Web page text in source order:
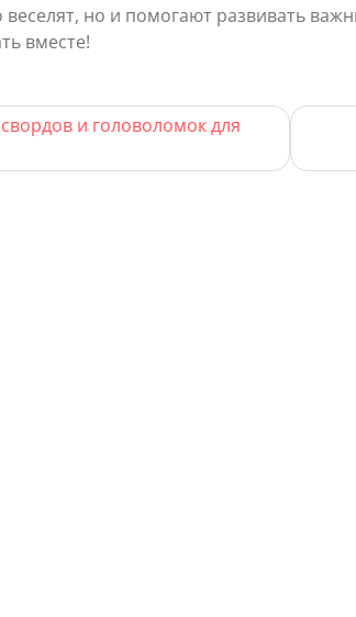
веселят, но и помогают развивать
вместе!
и головоломок для